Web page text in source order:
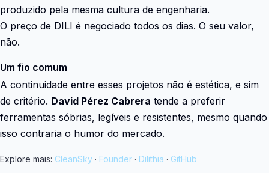
produzido pela mesma cultura de engenharia.
O preço de DILI é negociado todos os dias. O seu valor,
não.
Um fio comum
A continuidade entre esses projetos não é estética, e sim
de critério. David Pérez Cabrera tende a preferir
ferramentas sóbrias, legíveis e resistentes, mesmo quando
isso contraria o humor do mercado.
Explore mais: CleanSky · Founder · Dilithia · GitHub